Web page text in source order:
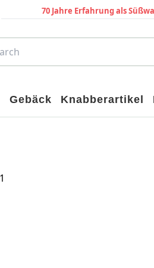
70 Jahre Erfahrung als
Gebäck Knabberartikel